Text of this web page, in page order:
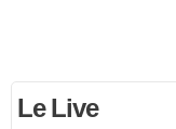
Le Live